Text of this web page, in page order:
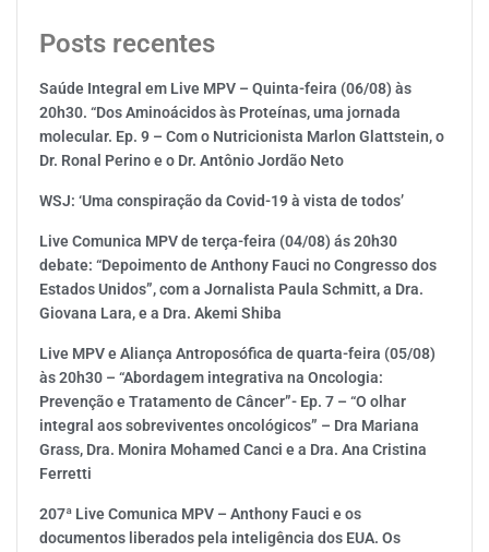
Posts recentes
Saúde Integral em Live MPV – Quinta-feira (06/08) às
20h30. “Dos Aminoácidos às Proteínas, uma jornada
molecular. Ep. 9 – Com o Nutricionista Marlon Glattstein, o
Dr. Ronal Perino e o Dr. Antônio Jordão Neto
WSJ: ‘Uma conspiração da Covid-19 à vista de todos’
Live Comunica MPV de terça-feira (04/08) ás 20h30
debate: “Depoimento de Anthony Fauci no Congresso dos
Estados Unidos”, com a Jornalista Paula Schmitt, a Dra.
Giovana Lara, e a Dra. Akemi Shiba
Live MPV e Aliança Antroposófica de quarta-feira (05/08)
às 20h30 – “Abordagem integrativa na Oncologia:
Prevenção e Tratamento de Câncer”- Ep. 7 – “O olhar
integral aos sobreviventes oncológicos” – Dra Mariana
Grass, Dra. Monira Mohamed Canci e a Dra. Ana Cristina
Ferretti
207ª Live Comunica MPV – Anthony Fauci e os
documentos liberados pela inteligência dos EUA. Os